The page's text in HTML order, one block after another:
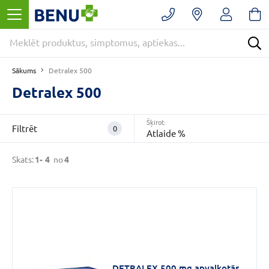
Sākums Detralex 500
FiltrētNoņemt
filtrus
Kategorijas
Bezrecepšu
medikamenti
(4)
E
-
APTIEKA
un
Detralex 500
Skats:1- 4 no4
Filtrēt 0
Šķirot:
Atlaide %